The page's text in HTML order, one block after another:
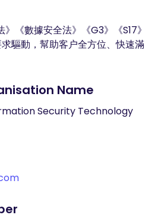
《數據安全法》《G3》《S17》
求驅動，幫助客户全方位、快速滿
Name
Security Technology